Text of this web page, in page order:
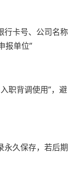
卡号、公司名称
报单位”
职背调使用”，避
久保存，若后期